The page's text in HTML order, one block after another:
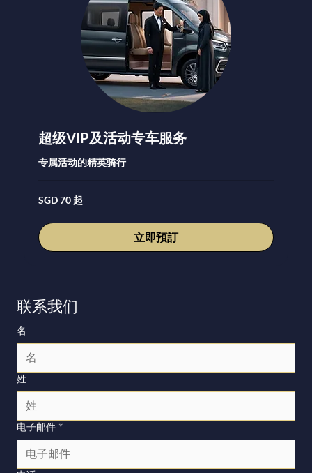
超级VIP及活动专车服务
专属活动的精英骑行
70
新
元
起
SGD 70 起
立即預訂
联系我们
名
姓
电子邮件 *